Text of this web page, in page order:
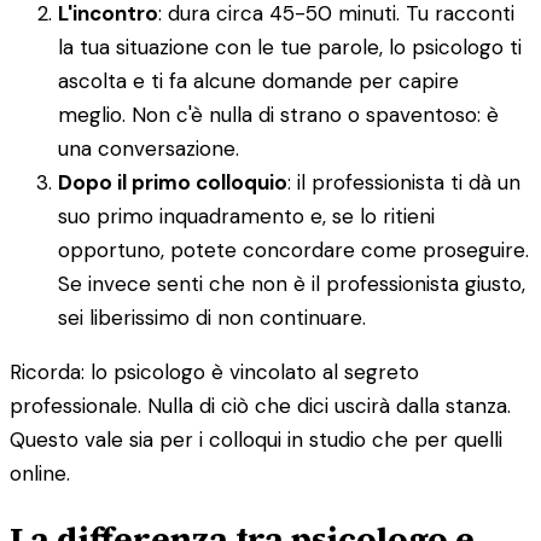
L'incontro: dura circa 45-50 minuti. Tu racconti
la tua situazione con le tue parole, lo psicologo ti
ascolta e ti fa alcune domande per capire
meglio. Non c'è nulla di strano o spaventoso: è
una conversazione.
Dopo il primo colloquio: il professionista ti dà un
suo primo inquadramento e, se lo ritieni
opportuno, potete concordare come proseguire.
Se invece senti che non è il professionista giusto,
sei liberissimo di non continuare.
Ricorda: lo psicologo è vincolato al segreto
professionale. Nulla di ciò che dici uscirà dalla stanza.
Questo vale sia per i colloqui in studio che per quelli
online.